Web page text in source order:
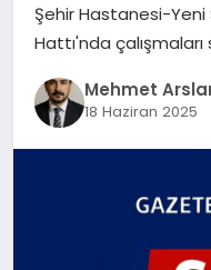
SAĞLIK
Şehir Hastanesi-
Hattı'nda çalışmaları
Mehmet
18 Haziran 2025